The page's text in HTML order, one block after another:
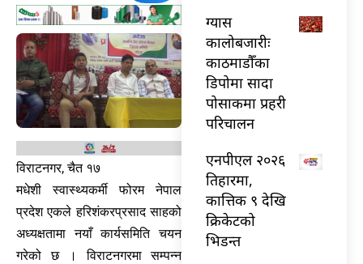
विराटनगर, चैत १७
मधेशी स्वास्थ्यकर्मी फोरम नेपाल
प्रदेश एकले हरिशंकरप्रसाद साहको
अध्यक्षतामा नयाँ कार्यसमिति चयन
गरेको छ । विराटनगरमा सम्पन्न
ग्यास
कालोबजारीः
काठमाडौँका
डिपोमा सादा
पोसाकमा प्रहरी
परिचालन
एनपीएल २०२६
तिहारमा,
कात्तिक ९ देखि
क्रिकेटको
भिडन्त